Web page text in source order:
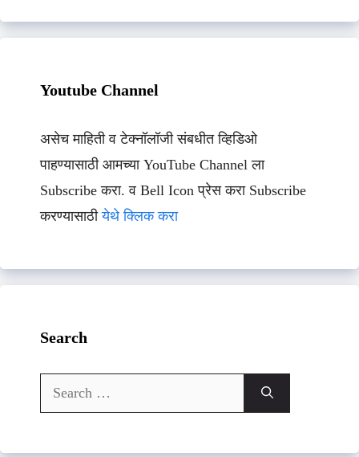
Youtube Channel
असेच माहिती व टेक्नॉलॉजी संबधीत व्हिडिओ
पाहण्यासाठी आमच्या YouTube Channel ला
Subscribe करा. व Bell Icon प्रेस करा Subscribe
करण्यासाठीयेथे क्लिक करा
Search
Search
for: